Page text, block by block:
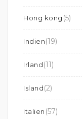
Hong kong (5)
Indien(19)
Irland(11)
Island(2)
Italien (57)